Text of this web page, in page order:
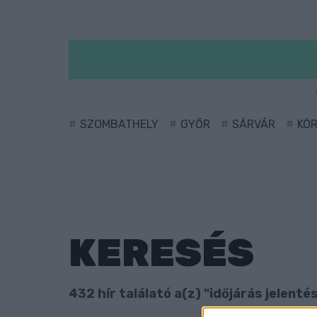
SZOMBATHELY GYŐR SÁRVÁR
KERESÉS
432 hír találató a(z) "időjárás